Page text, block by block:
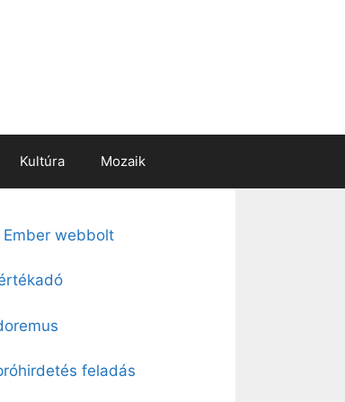
Kultúra Mozaik
Ember webbolt
feladás